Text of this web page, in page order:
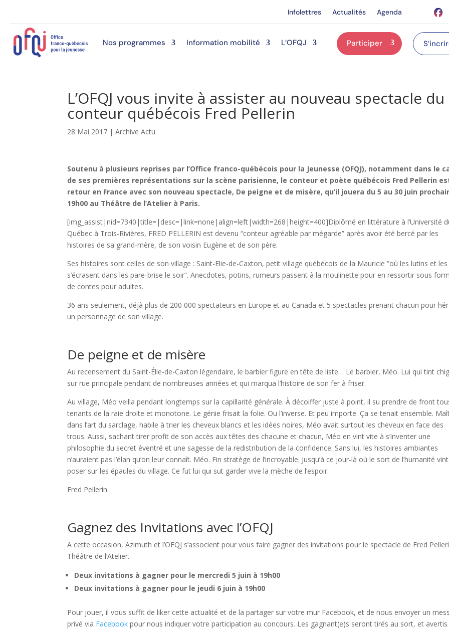
Infolettres Actualités Agenda
Nos programmes Information mobilité L’OFQJ Participer
L’OFQJ vous invite à assister au nouveau spectacle du
conteur québécois Fred Pellerin
28 Mai 2017 |Archive Actu
Soutenu à plusieurs reprises par l’Office franco-québécois pour la Jeunesse (OFQJ), notamment dans le
de ses premières représentations sur la scène parisienne, le conteur et poète québécois Fred Pellerin
retour en France avec son nouveau spectacle, De peigne et de misère, qu’il jouera du 5 au 30 juin
19h00 au Théâtre de l’Atelier à Paris.
[img_assist|nid=7340|title=|desc=|link=none|align=left|width=268|height=400]Diplômé en littérature à l’Université
Québec à Trois-Rivières, FRED PELLERIN est devenu “conteur agréable par mégarde” après avoir été bercé par les
histoires de sa grand-mère, de son voisin Eugène et de son père.
Ses histoires sont celles de son village : Saint-Elie-de-Caxton, petit village québécois de la Mauricie ”où les lutins et
s’écrasent dans les pare-brise le soir”. Anecdotes, potins, rumeurs passent à la moulinette pour en ressortir sous
de contes pour adultes.
36 ans seulement, déjà plus de 200 000 spectateurs en Europe et au Canada et 5 spectacles prenant chacun pour
un personnage de son village.
De peigne et de misère
Au recensement du Saint-Élie-de-Caxton légendaire, le barbier figure en tête de liste… Le barbier, Méo. Lui qui tint
sur rue principale pendant de nombreuses années et qui marqua l’histoire de son fer à friser.
Au village, Méo veilla pendant longtemps sur la capillarité générale. À décoiffer juste à point, il su prendre de front
tenants de la raie droite et monotone. Le génie frisait la folie. Ou l’inverse. Et peu importe. Ça se tenait ensemble.
dans l’art du sarclage, habile à trier les cheveux blancs et les idées noires, Méo avait surtout les cheveux en face des
trous. Aussi, sachant tirer profit de son accès aux têtes des chacune et chacun, Méo en vint vite à s’inventer une
philosophie du secret éventré et une sagesse de la redistribution de la confidence. Sans lui, les histoires ambiantes
n’auraient pas l’élan qu’on leur connaît. Méo. Fin stratège de l’incroyable. Jusqu’à ce jour-là où le sort de l’humanité
poser sur les épaules du village. Ce fut lui qui sut garder vive la mèche de l’espoir.
Fred Pellerin
Gagnez des Invitations avec l’OFQJ
A cette occasion, Azimuth et l’OFQJ s’associent pour vous faire gagner des invitations pour le spectacle de Fred
Théâtre de l’Atelier.
Deux invitations à gagner pour le mercredi 5 juin à 19h00
Deux invitations à gagner pour le jeudi 6 juin à 19h00
Pour jouer, il vous suffit de liker cette actualité et de la partager sur votre mur Facebook, et de nous envoyer un
privé via Facebook pour nous indiquer votre participation au concours. Les gagnant(e)s seront tirés au sort, et